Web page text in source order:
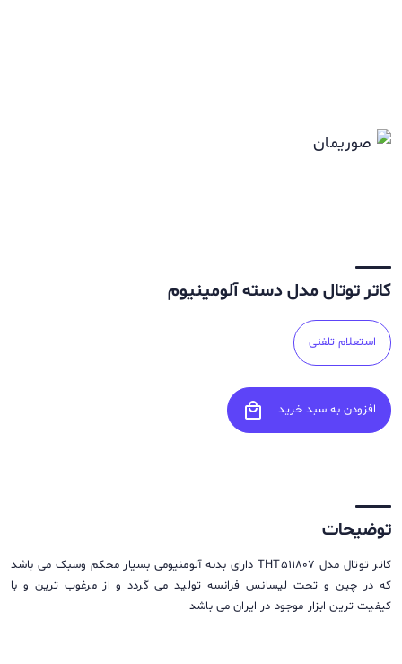
کاتر توتال مدل دسته آلومینیوم
استعلام تلفنی
افزودن به سبد خرید local_mall
توضیحات
کاتر توتال مدل THT511807 دارای بدنه آلومنیومی بسیار محکم وسبک می باشد
که در چین و تحت لیسانس فرانسه تولید می گردد و از مرغوب ترین و با
کیفیت ترین ابزار موجود در ایران می باشد